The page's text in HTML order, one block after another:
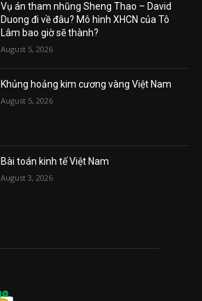
Vụ án tham nhũng Sheng Thao – David
Duong đi về đâu? Mô hình XHCN của Tô
Lâm bao giờ sẽ thành?
August 5, 2026
Khủng hoảng kim cương vàng Việt Nam
August 5, 2026
Bài toán kinh tế Việt Nam
August 3, 2026